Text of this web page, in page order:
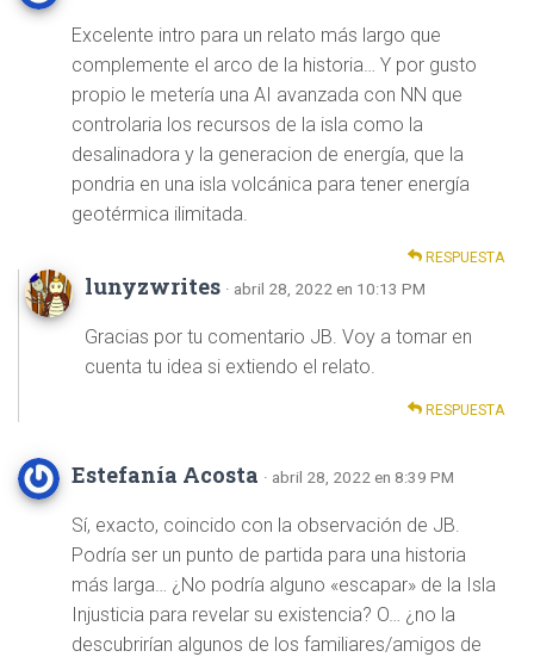
Excelente intro para un relato más largo que
complemente el arco de la historia… Y por gusto
propio le metería una AI avanzada con NN que
controlaria los recursos de la isla como la
desalinadora y la generacion de energía, que la
pondria en una isla volcánica para tener energía
geotérmica ilimitada.
RESPUESTA
lunyzwrites · abril 28, 2022 en 10:13 PM
Gracias por tu comentario JB. Voy a tomar en
cuenta tu idea si extiendo el relato.
RESPUESTA
Estefanía Acosta · abril 28, 2022 en 8:39 PM
Sí, exacto, coincido con la observación de JB.
Podría ser un punto de partida para una historia
más larga… ¿No podría alguno «escapar» de la Isla
Injusticia para revelar su existencia? O… ¿no la
descubrirían algunos de los familiares/amigos de